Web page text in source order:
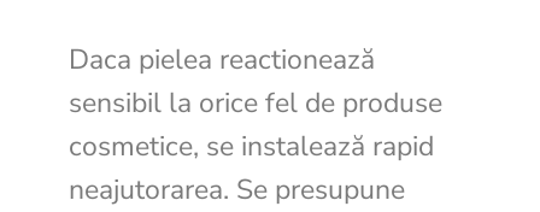
Daca pielea reactionează
sensibil la orice fel de produse
cosmetice, se instalează rapid
neajutorarea. Se presupune